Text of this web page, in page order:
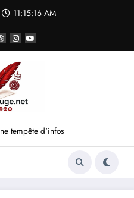
11:15:16 AM
tempête d'infos